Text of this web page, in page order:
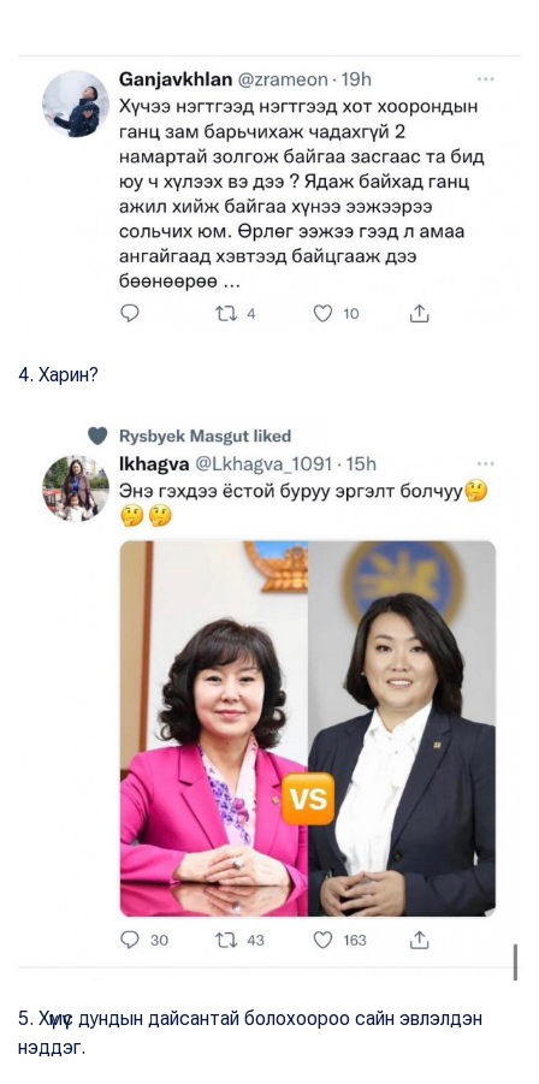
4. Харин?
5. Хүмүүс дундын дайсантай болохоороо сайн эвлэлдэн
нэддэг.